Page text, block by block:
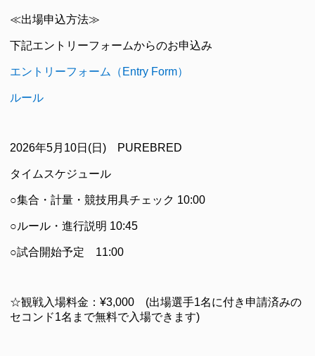
≪出場申込方法≫
下記エントリーフォームからのお申込み
エントリーフォーム（Entry Form）
ルール
2026年5月10日(日) PUREBRED
タイムスケジュール
○集合・計量・競技用具チェック 10:00
○ルール・進行説明 10:45
○試合開始予定 11:00
☆観戦入場料金：¥3,000 (出場選手1名に付き申請済みの
セコンド1名まで無料で入場できます)